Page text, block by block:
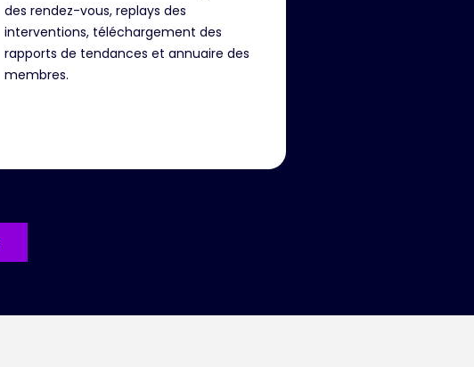
des rendez-vous, replays des
interventions, téléchargement des
rapports de tendances et annuaire des
membres.